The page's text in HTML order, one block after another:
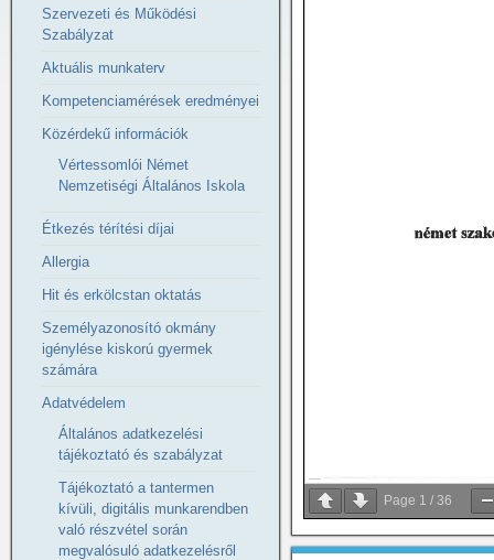
Page 1 / 36
Szervezeti és Működési
Szabályzat
Aktuális munkaterv
Kompetenciamérések eredményei
Közérdekű információk
Vértessomlói Német
Nemzetiségi Általános Iskola
Étkezés térítési díjai
Allergia
Hit és erkölcstan oktatás
Személyazonosító okmány
igénylése kiskorú gyermek
számára
Adatvédelem
Általános adatkezelési
tájékoztató és szabályzat
Tájékoztató a tantermen
kívüli, digitális munkarendben
való részvétel során
megvalósuló adatkezelésről